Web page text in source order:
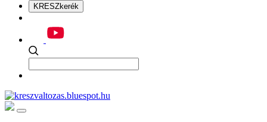
KRESZkerék